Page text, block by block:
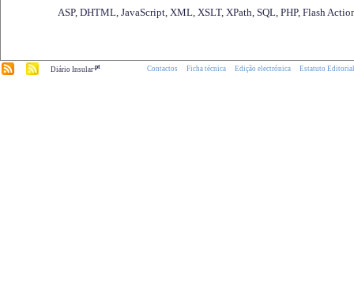
ASP, DHTML, JavaScript, XML, XSLT, XPath, SQL, PHP, Flash
Diário Insular.pt Contactos Ficha técnica Edição electrónica Estatuto Editorial